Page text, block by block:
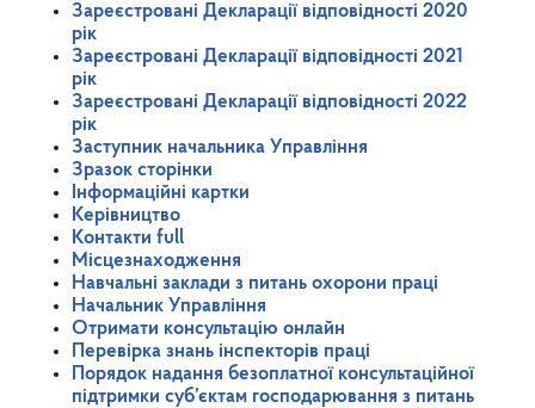
Зареєстровані Декларації відповідності 2020
рік
Зареєстровані Декларації відповідності 2021
рік
Зареєстровані Декларації відповідності 2022
рік
Заступник начальника Управління
Зразок сторінки
Інформаційні картки
Керівництво
Контакти full
Місцезнаходження
Навчальні заклади з питань охорони праці
Начальник Управління
Отримати консультацію онлайн
Перевірка знань інспекторів праці
Порядок надання безоплатної консультаційної
підтримки суб’єктам господарювання з питань